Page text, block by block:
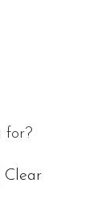
for?
Clear